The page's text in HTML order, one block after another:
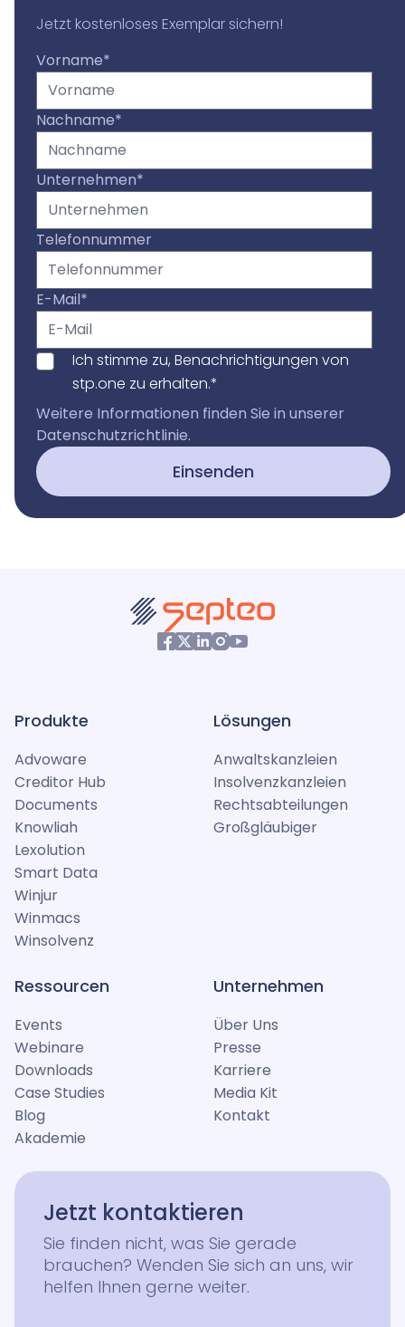
Jetzt kostenloses Exemplar sichern!
Vorname*
Nachname*
Unternehmen*
Telefonnummer
E-Mail*
Ich stimme zu, Benachrichtigungen von
stp.one zu erhalten.*
Weitere Informationen finden Sie in unserer
Datenschutzrichtlinie.
Produkte
Advoware
Creditor Hub
Documents
Knowliah
Lexolution
Smart Data
Winjur
Winmacs
Winsolvenz
Lösungen
Anwaltskanzleien
Insolvenzkanzleien
Rechtsabteilungen
Großgläubiger
Ressourcen
Events
Webinare
Downloads
Case Studies
Blog
Akademie
Unternehmen
Über Uns
Presse
Karriere
Media Kit
Kontakt
Jetzt kontaktieren
Sie finden nicht, was Sie gerade
brauchen? Wenden Sie sich an uns, wir
helfen Ihnen gerne weiter.